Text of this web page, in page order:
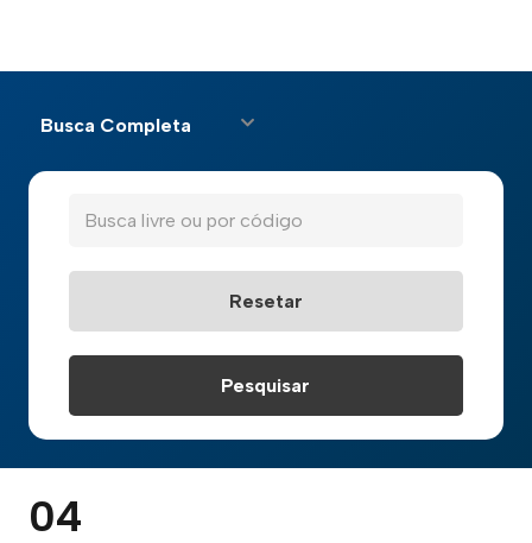
Busca Completa
04